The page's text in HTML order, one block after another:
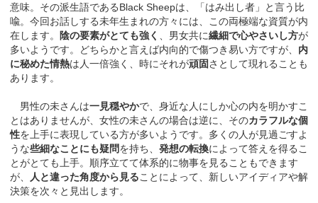
意味。その派生語であるBlack Sheepは、「はみ出し者」と言う比
喩。今回お話しする未年生まれの方々には、この両極端な資質が内
在します。
陰の要素がとても強く 、男女共に繊細で心やさいし方が
多いようです。どちらかと言えば内向的で傷つき易い方ですが、 内
に秘めた情熱は人一倍強く、時にそれが頑固さとして現れることも
あります。
男性の未さんは一見穏やかで、身近な人にしか心の内を明かすこ
とはありませんが、女性の未さんの場合は逆に、そのカラフルな個
性を上手に表現している方が多いようです。多くの人が見過ごすよ
うな些細なことにも疑問を持ち、 発想の転換によって答えを得るこ
とがとても上手。順序立てて体系的に物事を見ることもできます
が、
人と違った角度から見ることによって、新しいアイディアや解
決策を次々と見出します。